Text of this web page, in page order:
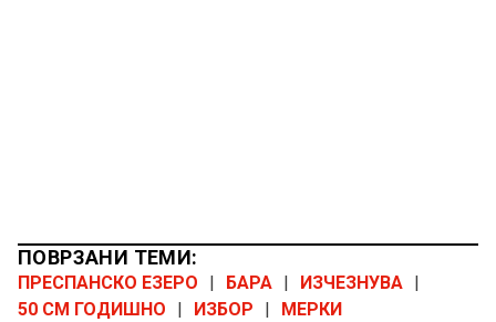
ПОВРЗАНИ ТЕМИ:
ПРЕСПАНСКО ЕЗЕРО БАРА ИЗЧЕЗНУВА
50 СМ ГОДИШНО
ИЗБОР МЕРКИ